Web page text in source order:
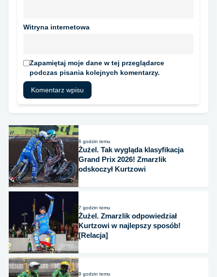
Witryna internetowa
Zapamiętaj moje dane w tej przeglądarce
podczas pisania kolejnych komentarzy.
6 godzin temu
Żużel. Tak wygląda klasyfikacja
Grand Prix 2026! Zmarzlik
odskoczył Kurtzowi
7 godzin temu
Żużel. Zmarzlik odpowiedział
Kurtzowi w najlepszy sposób!
[Relacja]
9 godzin temu